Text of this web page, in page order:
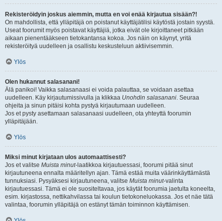
Rekisteröidyin joskus aiemmin, mutta en voi enää kirjautua sisään?!
On mahdollista, että ylläpitäjä on poistanut käyttäjätilisi käytöstä jostain syystä.
Useat foorumit myös poistavat käyttäjiä, jotka eivät ole kirjoittaneet pitkään
aikaan pienentääkseen tietokantansa kokoa. Jos näin on käynyt, yritä
rekisteröityä uudelleen ja osallistu keskusteluun aktiivisemmin.
Ylös
Olen hukannut salasanani!
Älä panikoi! Vaikka salasanaasi ei voida palauttaa, se voidaan asettaa
uudelleen. Käy kirjautumissivulla ja klikkaa Unohdin salasanani. Seuraa
ohjeita ja sinun pitäisi kohta pystyä kirjautumaan uudelleen.
Jos et pysty asettamaan salasanaasi uudelleen, ota yhteyttä foorumin
ylläpitäjään.
Ylös
Miksi minut kirjataan ulos automaattisesti?
Jos et valitse Muista minut-laatikkoa kirjautuessasi, foorumi pitää sinut
kirjautuneena ennalta määritellyn ajan. Tämä estää muita väärinkäyttämästä
tunnuksiasi. Pysyäksesi kirjautuneena, valitse Muista minut-valinta
kirjautuessasi. Tämä ei ole suositeltavaa, jos käytät foorumia jaetulta koneelta,
esim. kirjastossa, nettikahvilassa tai koulun tietokoneluokassa. Jos et näe tätä
valintaa, foorumin ylläpitäjä on estänyt tämän toiminnon käyttämisen.